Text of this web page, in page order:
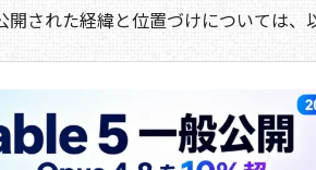
開された経緯と位置づけについては